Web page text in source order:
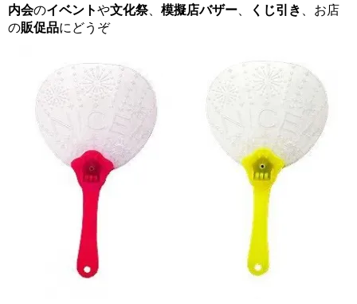
内会のイベントや文化祭、 模擬店バザー くじ引き
、お店
の販促品にどうぞ